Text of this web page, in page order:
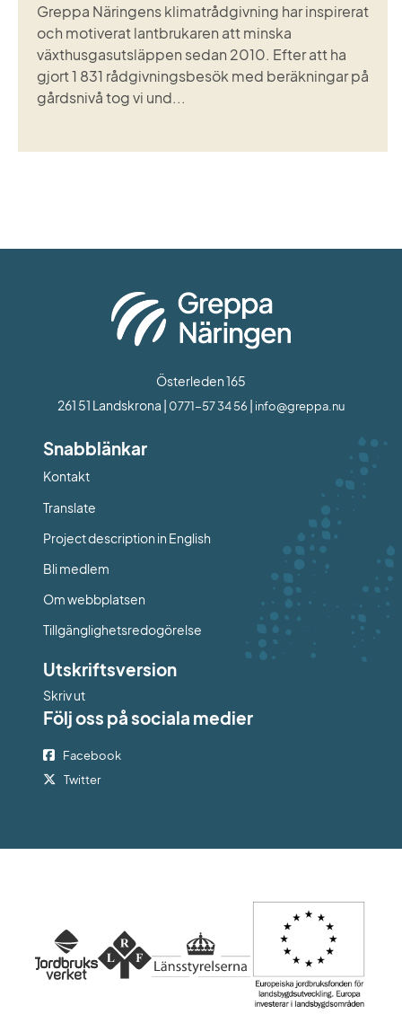
Greppa Näringens klimatrådgivning har inspirerat
och motiverat lantbrukaren att minska
växthusgasutsläppen sedan 2010. Efter att ha
gjort 1 831 rådgivningsbesök med beräkningar på
gårdsnivå tog vi und...
Österleden 165
261 51 Landskrona | 0771-57 34 56 | info@greppa.nu
Snabblänkar
Kontakt
Translate
Project description in English
Bli medlem
Om webbplatsen
Tillgänglighetsredogörelse
Utskriftsversion
Skriv ut
Följ oss på sociala medier
Facebook
Twitter